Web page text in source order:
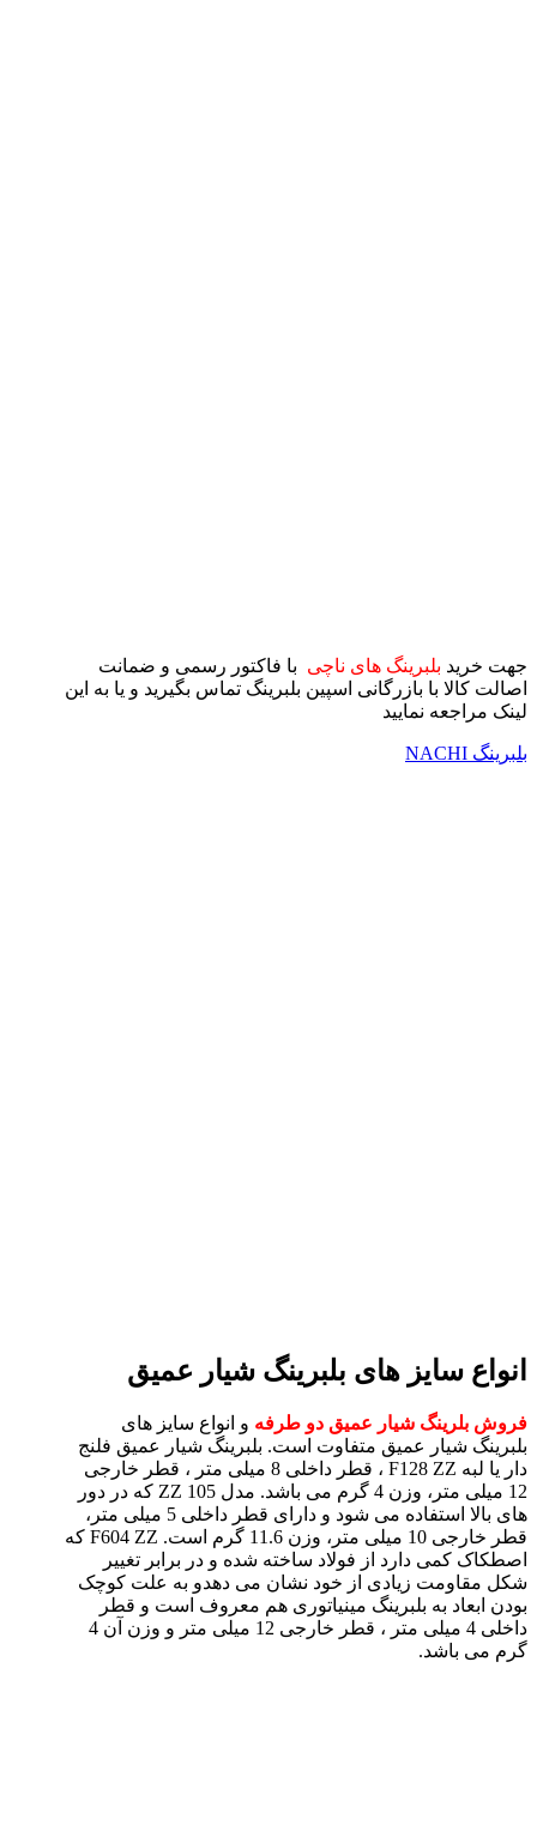
جهت خرید بلبرینگ های ناچی با فاکتور رسمی و ضمانت
اصالت کالا با بازرگانی اسپین بلبرینگ تماس بگیرید و یا به این
لینک مراجعه نمایید
بلبرینگ NACHI
انواع سایز های بلبرینگ شیار عمیق
فروش بلرینگ شیار عمیق دو طرفه و انواع سایز های
بلبرینگ شیار عمیق متفاوت است. بلبرینگ شیار عمیق فلنج
دار یا لبه F128 ZZ ، قطر داخلی 8 میلی متر ، قطر خارجی
12 میلی متر، وزن 4 گرم می باشد. مدل 105 ZZ که در دور
های بالا استفاده می شود و دارای قطر داخلی 5 میلی متر،
قطر خارجی 10 میلی متر، وزن 11.6 گرم است. F604 ZZ که
اصطکاک کمی دارد از فولاد ساخته شده و در برابر تغییر
شکل مقاومت زیادی از خود نشان می دهدو به علت کوچک
بودن ابعاد به بلبرینگ مینیاتوری هم معروف است و قطر
داخلی 4 میلی متر ، قطر خارجی 12 میلی متر و وزن آن 4
گرم می باشد.